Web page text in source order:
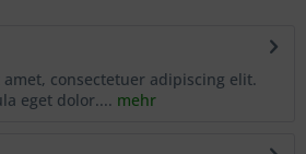
consectetuer adipiscing elit.
eget dolor.... mehr